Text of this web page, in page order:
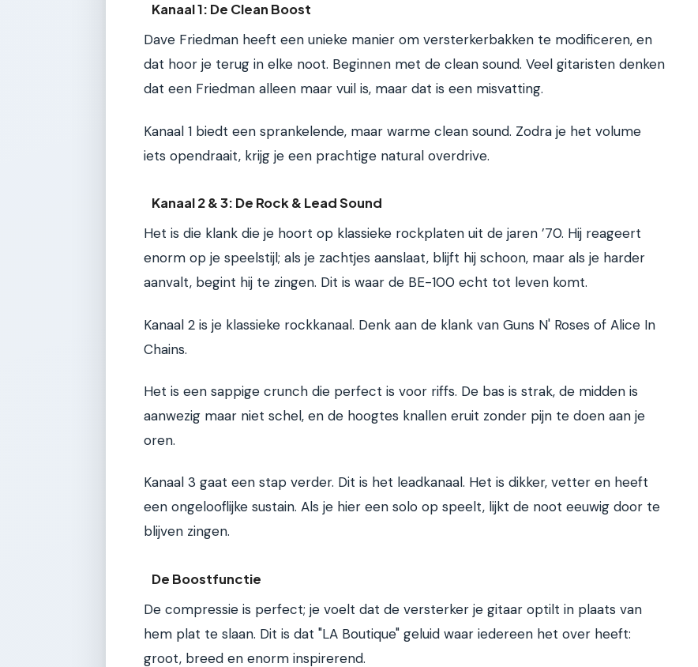
Kanaal 1: De Clean Boost
Dave Friedman heeft een unieke manier om versterkerbakken te modificeren, en
dat hoor je terug in elke noot. Beginnen met de clean sound. Veel gitaristen denken
dat een Friedman alleen maar vuil is, maar dat is een misvatting.
Kanaal 1 biedt een sprankelende, maar warme clean sound. Zodra je het volume
iets opendraait, krijg je een prachtige natural overdrive.
Kanaal 2 & 3: De Rock & Lead Sound
Het is die klank die je hoort op klassieke rockplaten uit de jaren ’70. Hij reageert
enorm op je speelstijl; als je zachtjes aanslaat, blijft hij schoon, maar als je harder
aanvalt, begint hij te zingen. Dit is waar de BE-100 echt tot leven komt.
Kanaal 2 is je klassieke rockkanaal. Denk aan de klank van Guns N' Roses of Alice In
Chains.
Het is een sappige crunch die perfect is voor riffs. De bas is strak, de midden is
aanwezig maar niet schel, en de hoogtes knallen eruit zonder pijn te doen aan je
oren.
Kanaal 3 gaat een stap verder. Dit is het leadkanaal. Het is dikker, vetter en heeft
een ongelooflijke sustain. Als je hier een solo op speelt, lijkt de noot eeuwig door te
blijven zingen.
De Boostfunctie
De compressie is perfect; je voelt dat de versterker je gitaar optilt in plaats van
hem plat te slaan. Dit is dat "LA Boutique" geluid waar iedereen het over heeft:
groot, breed en enorm inspirerend.